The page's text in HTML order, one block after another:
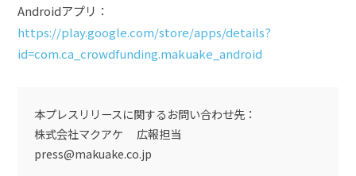
Androidアプリ：
https://play.google.com/store/apps/details?
id=com.ca_crowdfunding.makuake_android
本プレスリリースに関するお問い合わせ先：
株式会社マクアケ 広報担当
press@makuake.co.jp